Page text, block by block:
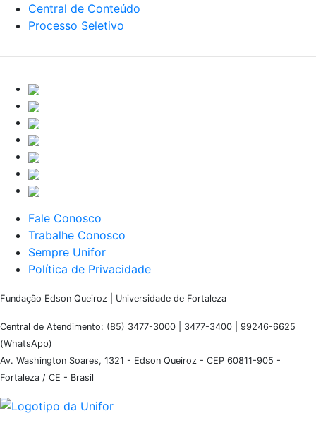
Central de Conteúdo
Processo Seletivo
Fale Conosco
Trabalhe Conosco
Sempre Unifor
Política de Privacidade
Fundação Edson Queiroz | Universidade de Fortaleza
Central de Atendimento: (85) 3477-3000 | 3477-3400 | 99246-6625
(WhatsApp)
Av. Washington Soares, 1321 - Edson Queiroz - CEP 60811-905 -
Fortaleza / CE - Brasil